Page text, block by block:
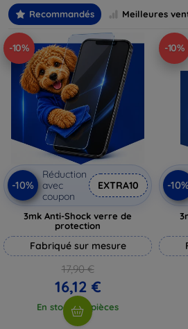
besoins et assurez-vous que votre
longtemps.
Recommandés Meilleures
-10%
-10%
Réduction
avec
coupon
EXTRA10
3mk Anti-Shock verre de
protection
Fabriqué sur mesure
17,90 €
16,12 €
En stock > 5 pièces
-10%
-